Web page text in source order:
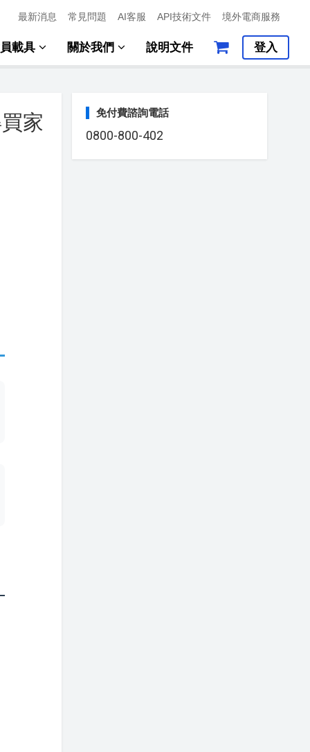
最新消息 常見問題 AI客服 API技術文件 境外電商服務
載具 關於我們 說明文件 登入
家 免付費諮詢電話
0800-800-402